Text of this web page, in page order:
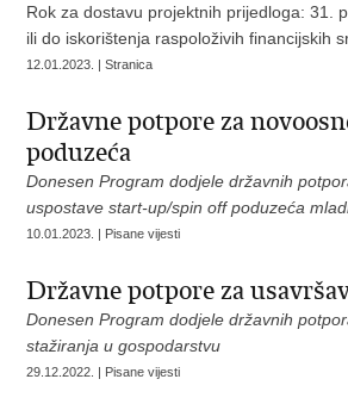
Rok za dostavu projektnih prijedloga: 31.
ili do iskorištenja raspoloživih financijskih
12.01.2023. | Stranica
Državne potpore za
poduzeća
Donesen Program dodjele državnih
uspostave start-up/spin off poduzeća
10.01.2023. | Pisane vijesti
Državne potpore za
Donesen Program dodjele državnih
stažiranja u gospodarstvu
29.12.2022. | Pisane vijesti